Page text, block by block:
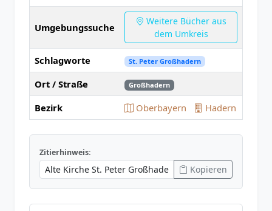
Umgebungssuche
Weitere Bücher aus
dem Umkreis
Schlagworte St. Peter Großhadern
Ort / Straße Großhadern
Bezirk Oberbayern Hadern
Zitierhinweis:
Kopieren